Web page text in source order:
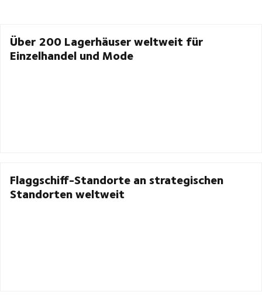
Über 200 Lagerhäuser weltweit für
Einzelhandel und Mode
Flaggschiff-Standorte an strategischen
Standorten weltweit